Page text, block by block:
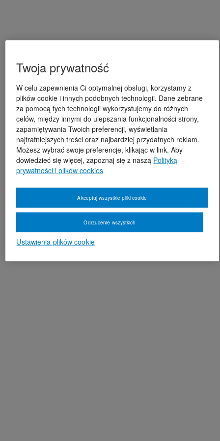
Twoja prywatność
W celu zapewnienia Ci optymalnej obsługi, korzystamy z
plików cookie i innych podobnych technologii. Dane zebrane
za pomocą tych technologii wykorzystujemy do różnych
celów, między innymi do ulepszania funkcjonalności strony,
zapamiętywania Twoich preferencji, wyświetlania
najtrafniejszych treści oraz najbardziej przydatnych reklam.
Możesz wybrać swoje preferencje, klikając w link. Aby
dowiedzieć się więcej, zapoznaj się z naszą Polityką
prywatności i plików cookies
Ustawienia plików cookie
Odrzucenie wszystkich
Akceptuj wszystkie pliki cookie